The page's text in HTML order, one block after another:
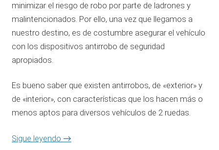
minimizar el riesgo de robo por parte de ladrones y
malintencionados. Por ello, una vez que llegamos a
nuestro destino, es de costumbre asegurar el vehículo
con los dispositivos antirrobo de seguridad
apropiados.
Es bueno saber que existen antirrobos, de «exterior» y
de «interior», con características que los hacen más o
menos aptos para diversos vehículos de 2 ruedas.
Sigue leyendo →